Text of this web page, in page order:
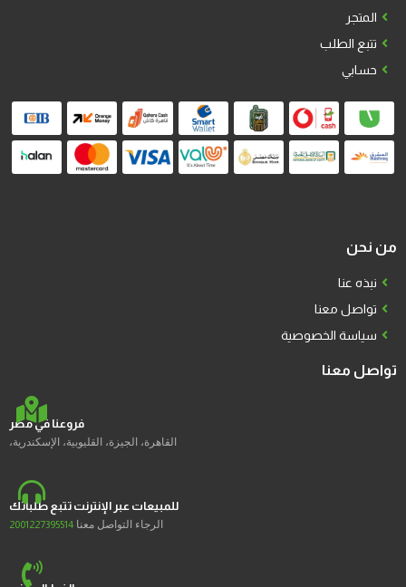
المتجر
تتبع الطلب
حسابي
من نحن
نبذه عنا
تواصل معنا
سياسة الخصوصية
تواصل معنا
فروعنا في مصر
القاهرة، الجيزة، القليوبية، الإسكندرية،
للمبيعات عبر الإنترنت تتبع طلباتك
الرجاء التواصل معنا 2001227395514